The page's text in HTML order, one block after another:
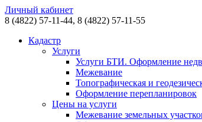
Личный кабинет
8 (4822) 57-11-44, 8 (4822) 57-11-55
Кадастр
Услуги
Услуги БТИ. Оформление
Межевание
Топографическая и
Оформление перепланировок
Цены на услуги
Межевание земельных